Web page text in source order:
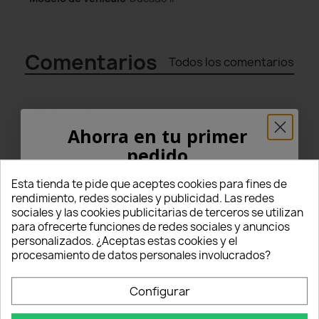
Comentarios Todos los comentarios
(5 Comentarios)
Seleccionar filtro
5 starstarstarstarstar (5)
4 starstarstarstarstar_border (0)
starstarstarstar_borderstar_border
(0)
1 starstar_borderstar_borderstar_borderstar_border (0)
Esta tienda te pide que aceptes cookies para fines de
rendimiento, redes sociales y publicidad. Las redes
sociales y las cookies publicitarias de terceros se utilizan
para ofrecerte funciones de redes sociales y anuncios
personalizados. ¿Aceptas estas cookies y el
procesamiento de datos personales involucrados?
Configurar
Ahorra en tu primer
pedido
¡5% PARA TI!
Introduce tu correo electrónico aquí abajo
para recibir un5% DE DESCUENTOen tu
primer pedido.
Nome